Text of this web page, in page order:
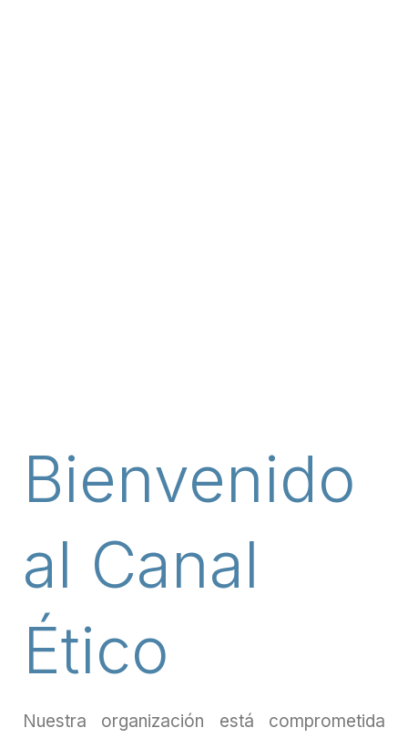
Bienvenido
al Canal
Ético
Nuestra organización está comprometida